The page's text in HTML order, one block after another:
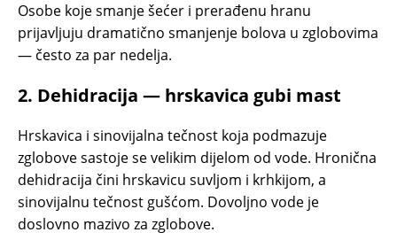
Osobe koje smanje šećer i prerađenu hranu
prijavljuju dramatično smanjenje bolova u zglobovima
— često za par nedelja.
2. Dehidracija — hrskavica gubi mast
Hrskavica i sinovijalna tečnost koja podmazuje
zglobove sastoje se velikim dijelom od vode. Hronična
dehidracija čini hrskavicu suvljom i krhkijom, a
sinovijalnu tečnost gušćom. Dovoljno vode je
doslovno mazivo za zglobove.